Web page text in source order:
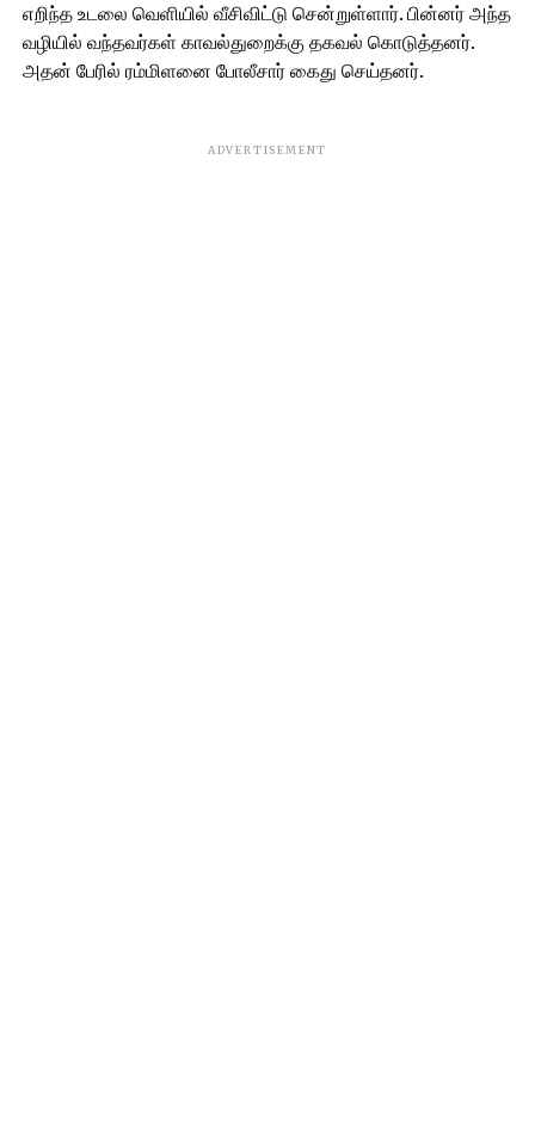
எறிந்த உடலை வெளியில் வீசிவிட்டு சென்றுள்ளார். பின்னர் அந்த
வழியில் வந்தவர்கள் காவல்துறைக்கு தகவல் கொடுத்தனர்.
அதன் பேரில் ரம்மிளனை போலீசார் கைது செய்தனர்.
ADVERTISEMENT